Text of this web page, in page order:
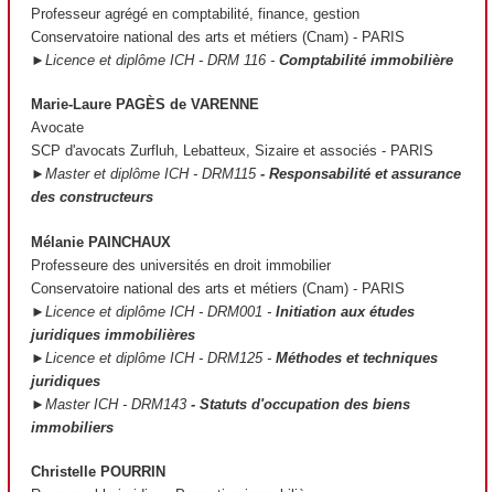
Professeur agrégé en comptabilité, finance, gestion
Conservatoire national des arts et métiers (Cnam) - PARIS
►Licence et diplôme ICH - DRM 116 - Comptabilité immobilière
Marie-Laure PAGÈS de VARENNE
Avocate
SCP d'avocats Zurfluh, Lebatteux, Sizaire et associés - PARIS
►Master et diplôme ICH - DRM115- Responsabilité et assurance
des constructeurs
Mélanie PAINCHAUX
Professeure des universités en droit immobilier
Conservatoire national des arts et métiers (Cnam) - PARIS
►Licence et diplôme ICH - DRM001 - Initiation aux études
juridiques immobilières
►Licence et diplôme ICH - DRM125 - Méthodes et techniques
juridiques
►Master ICH - DRM143 - Statuts d'occupation des biens
immobiliers
Christelle POURRIN